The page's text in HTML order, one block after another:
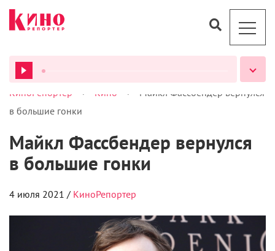
ВСЕ ПОДКАСТЫ
КиноРепортер > Кино >
Майкл Фассбендер вернулся
в большие гонки
Майкл Фассбендер вернулся
в большие гонки
4 июля 2021 / КиноРепортер